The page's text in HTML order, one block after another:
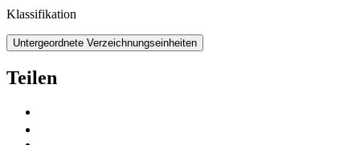
Klassifikation
Untergeordnete Verzeichnungseinheiten
Teilen